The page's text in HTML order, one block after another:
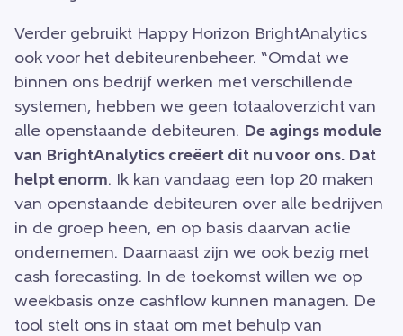
Verder gebruikt Happy Horizon BrightAnalytics
ook voor het debiteurenbeheer. “Omdat we
binnen ons bedrijf werken met verschillende
systemen, hebben we geen totaaloverzicht van
alle openstaande debiteuren. De agings module
van BrightAnalytics creëert dit nu voor ons. Dat
helpt enorm. Ik kan vandaag een top 20 maken
van openstaande debiteuren over alle bedrijven
in de groep heen, en op basis daarvan actie
ondernemen. Daarnaast zijn we ook bezig met
cash forecasting. In de toekomst willen we op
weekbasis onze cashflow kunnen managen. De
tool stelt ons in staat om met behulp van